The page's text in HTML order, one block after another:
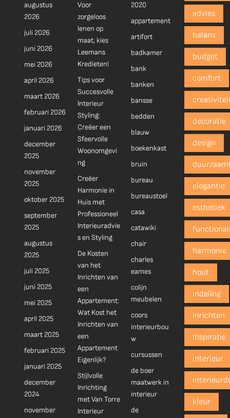
augustus
2026
juli 2026
juni 2026
mei 2026
april 2026
maart 2026
februari 2026
januari 2026
december
2025
november
2025
oktober 2025
september
2025
augustus
2025
juli 2025
juni 2025
mei 2025
april 2025
maart 2025
februari 2025
januari 2025
december
2024
november
Voor
zorgeloos
lenen op
maat, kies
Leemans
Kredieten!
Tips voor
Succesvolle
Interieur
Styling:
Creëer een
Sfeervolle
Woonomgevi
ng
Creëer
Harmonie in
Huis met
Professioneel
Interieuradvie
s en Styling
De Kosten
van het
Inrichten van
een
Appartement:
Wat Kost het
Inrichten van
een
Appartement
Eigenlijk?
Stijlvolle
Inrichting
met Van Torre
Interieur
2020
appartement
artifort
badkamer
bank
banken
bansse
bedden
blauw
boekenkast
bruin
bureau
bureaustoel
casa
catawiki
chair
charles
eames
colijn
meubelen
coors
interieurbou
w
cursussen
de boer
maatwerk in
interieur
de
advies
balans
budget
comfort
decoratie
design
elegantie
esthetiek
harmonie
hout
indeling
inrichten
inspiratie
interieur
kleur